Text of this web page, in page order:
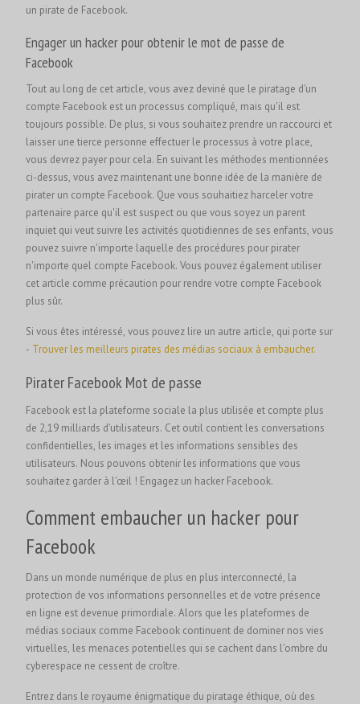
un pirate de Facebook.
Engager un hacker pour obtenir le mot de passe de
Facebook
Tout au long de cet article, vous avez deviné que le piratage d'un
compte Facebook est un processus compliqué, mais qu'il est
toujours possible. De plus, si vous souhaitez prendre un raccourci et
laisser une tierce personne effectuer le processus à votre place,
vous devrez payer pour cela. En suivant les méthodes mentionnées
ci-dessus, vous avez maintenant une bonne idée de la manière de
pirater un compte Facebook. Que vous souhaitiez harceler votre
partenaire parce qu'il est suspect ou que vous soyez un parent
inquiet qui veut suivre les activités quotidiennes de ses enfants, vous
pouvez suivre n'importe laquelle des procédures pour pirater
n'importe quel compte Facebook. Vous pouvez également utiliser
cet article comme précaution pour rendre votre compte Facebook
plus sûr.
Si vous êtes intéressé, vous pouvez lire un autre article, qui porte sur
- Trouver les meilleurs pirates des médias sociaux à embaucher.
Pirater FacebookMot de passe
Facebook est la plateforme sociale la plus utilisée et compte plus
de 2,19 milliards d'utilisateurs. Cet outil contient les conversations
confidentielles, les images et les informations sensibles des
utilisateurs. Nous pouvons obtenir les informations que vous
souhaitez garder à l'œil ! Engagez un hacker Facebook.
Comment embaucher un hacker pour
Facebook
Dans un monde numérique de plus en plus interconnecté, la
protection de vos informations personnelles et de votre présence
en ligne est devenue primordiale. Alors que les plateformes de
médias sociaux comme Facebook continuent de dominer nos vies
virtuelles, les menaces potentielles qui se cachent dans l'ombre du
cyberespace ne cessent de croître.
Entrez dans le royaume énigmatique du piratage éthique, où des